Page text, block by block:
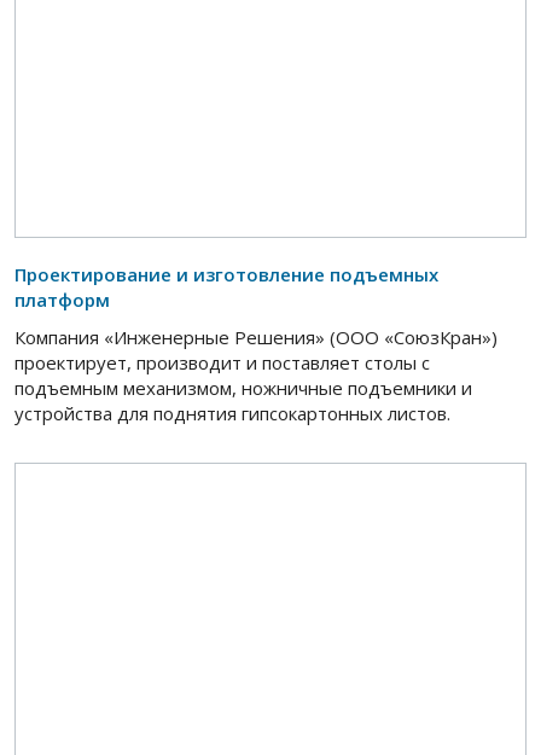
Проектирование и изготовление подъемных
платформ
Компания «Инженерные Решения» (ООО «СоюзКран»)
проектирует, производит и поставляет столы с
подъемным механизмом, ножничные подъемники и
устройства для поднятия гипсокартонных листов.